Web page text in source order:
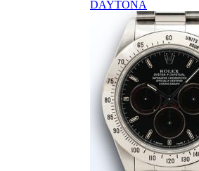
DAYTONA